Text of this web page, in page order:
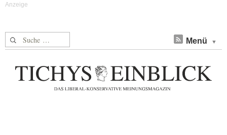
Suche nach: Menü